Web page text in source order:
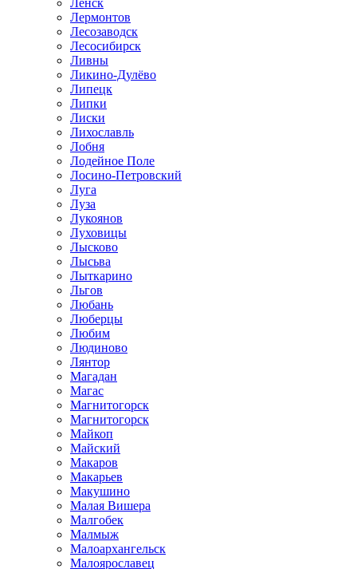
Ленск
Лермонтов
Лесозаводск
Лесосибирск
Ливны
Ликино-Дулёво
Липецк
Липки
Лиски
Лихославль
Лобня
Лодейное Поле
Лосино-Петровский
Луга
Луза
Лукоянов
Луховицы
Лысково
Лысьва
Лыткарино
Льгов
Любань
Люберцы
Любим
Людиново
Лянтор
Магадан
Магас
Магнитогорск
Магнитогорск
Майкоп
Майский
Макаров
Макарьев
Макушино
Малая Вишера
Малгобек
Малмыж
Малоархангельск
Малоярославец